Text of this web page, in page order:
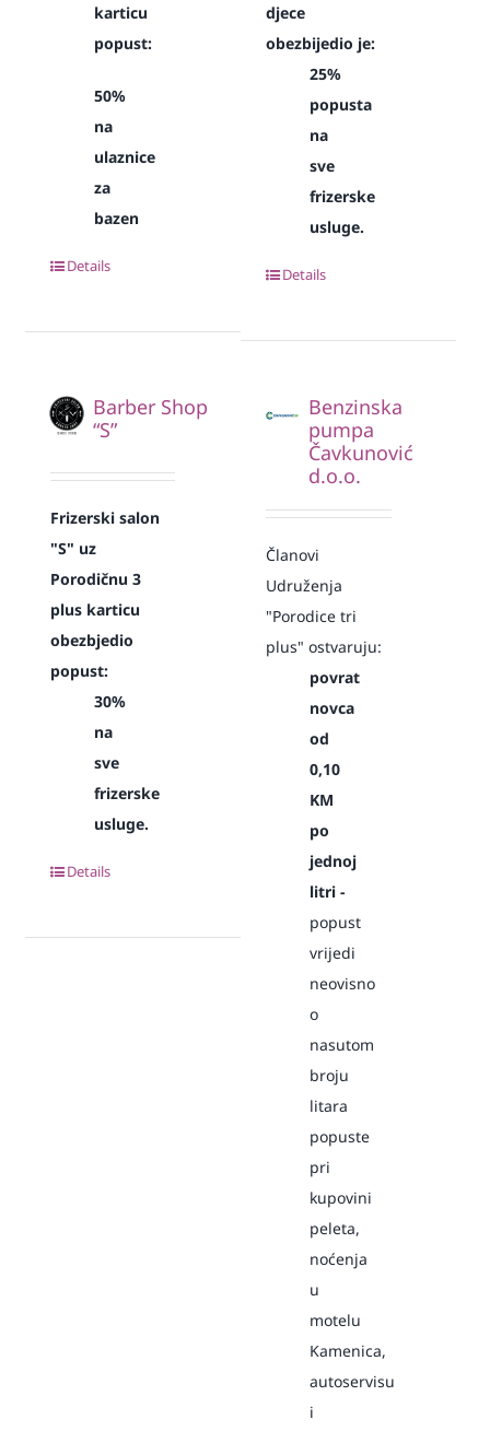
karticu
popust:
50%
na
ulaznice
za
bazen
Details
djece
obezbijedio je:
25%
popusta
na
sve
frizerske
usluge.
Details
Barber Shop
“S”
Frizerski salon
"S" uz
Porodičnu 3
plus karticu
obezbjedio
popust:
30%
na
sve
frizerske
usluge.
Details
Benzinska
pumpa
Čavkunović
d.o.o.
Članovi
Udruženja
"Porodice tri
plus" ostvaruju:
povrat
novca
od
0,10
KM
po
jednoj
litri -
popust
vrijedi
neovisno
o
nasutom
broju
litara
popuste
pri
kupovini
peleta,
noćenja
u
motelu
Kamenica,
autoservisu
i